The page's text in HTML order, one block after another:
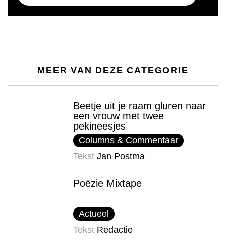
MEER VAN DEZE CATEGORIE
Beetje uit je raam gluren naar
een vrouw met twee
pekineesjes
Columns & Commentaar
Tekst Jan Postma
Poëzie Mixtape
Actueel
Tekst Redactie